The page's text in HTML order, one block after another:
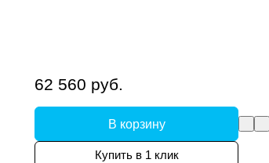
62 560 руб.
В корзину
Купить в 1 клик